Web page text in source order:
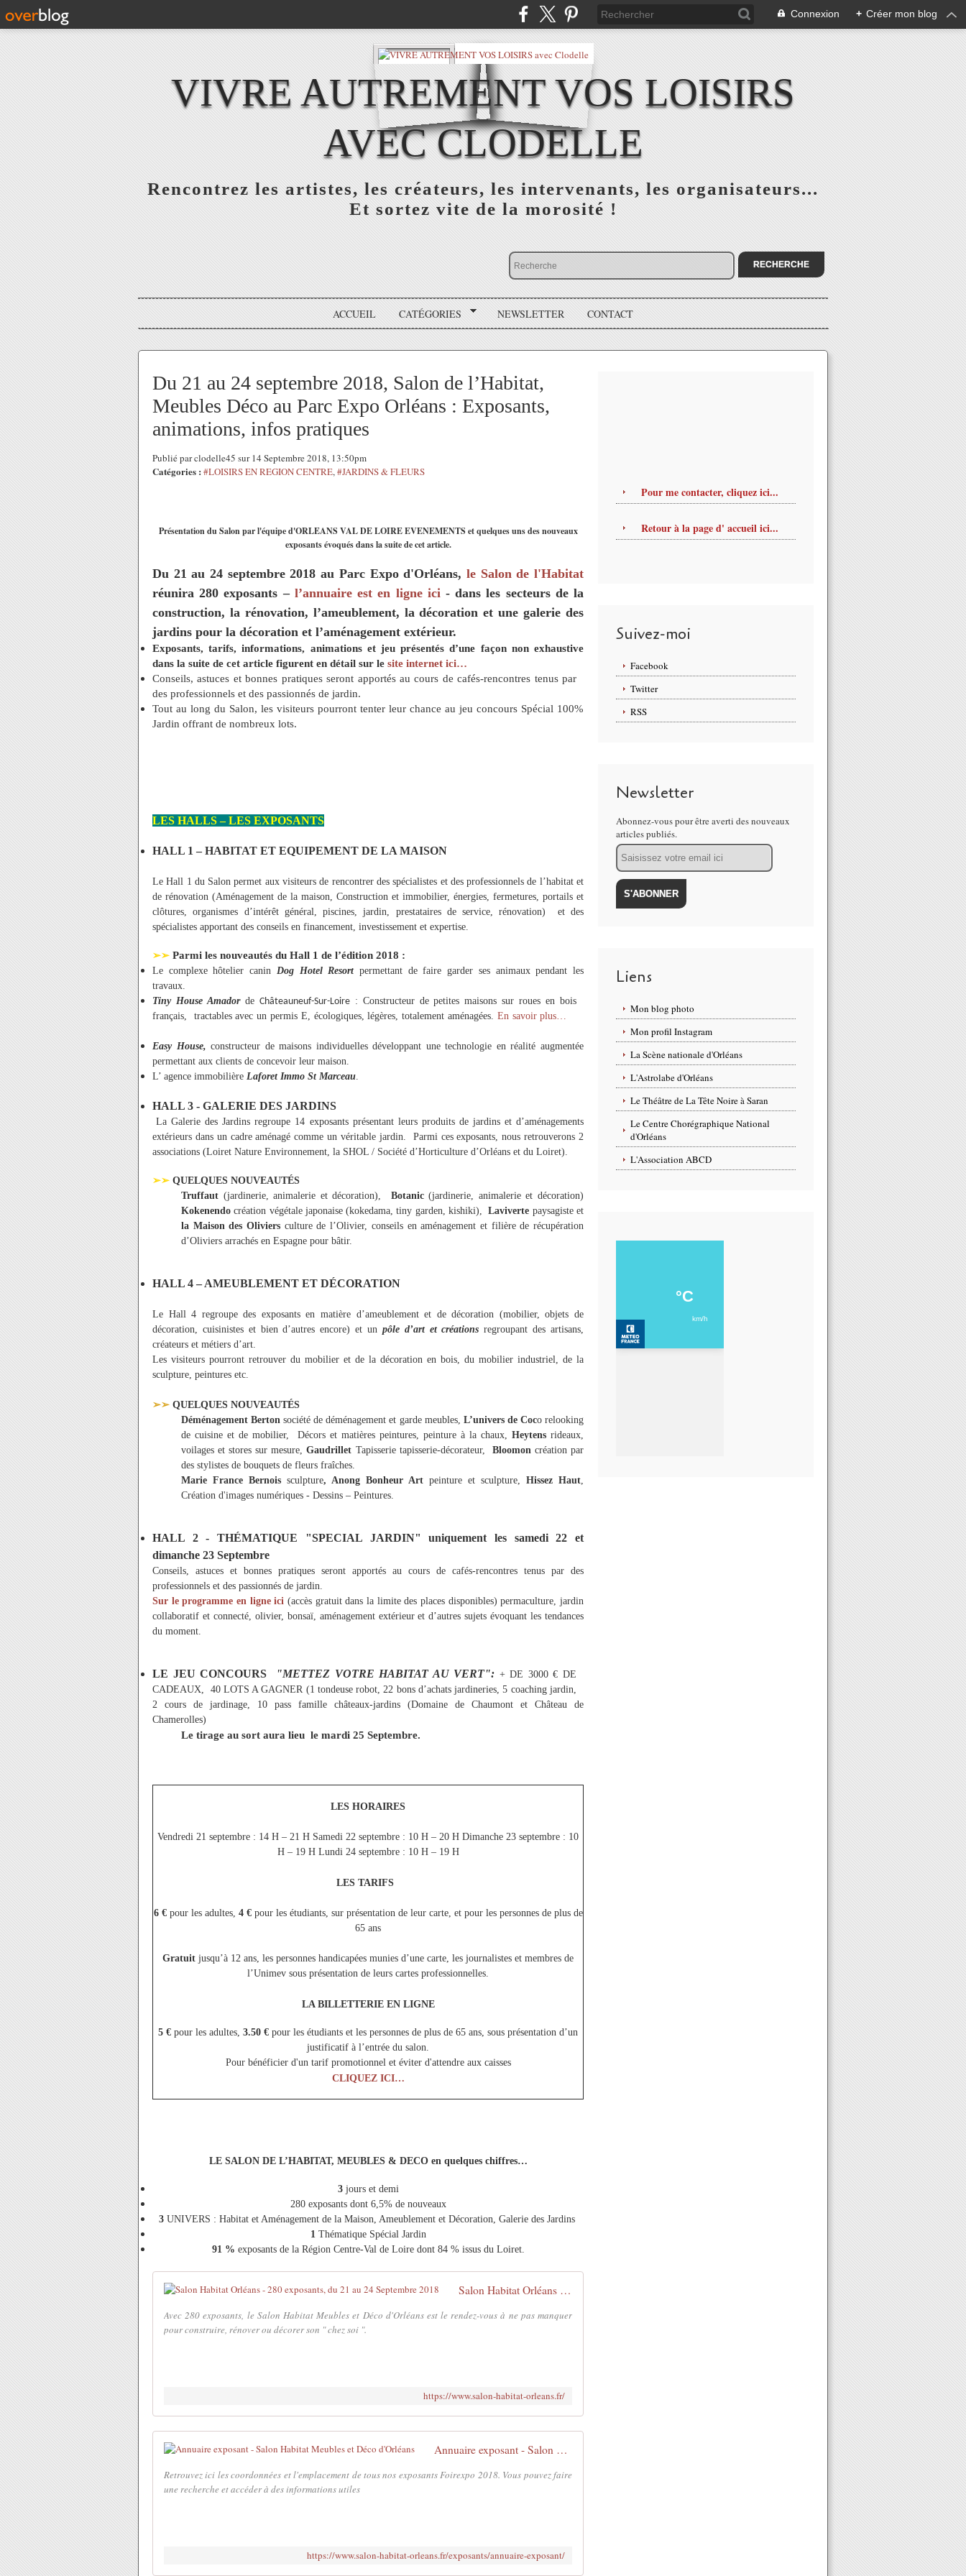
Connexion + Créer mon blog
VIVRE AUTREMENT VOS LOISIRS
AVEC CLODELLE
Rencontrez les artistes, les créateurs, les intervenants, les organisateurs...
Et sortez vite de la morosité !
ACCUEIL CATÉGORIES NEWSLETTER CONTACT
Du 21 au 24 septembre 2018, Salon de l’Habitat,
Meubles Déco au Parc Expo Orléans : Exposants,
animations, infos pratiques
Publié par clodelle45 sur 14 Septembre 2018, 13:50pm
Catégories : #LOISIRS EN REGION CENTRE,#JARDINS & FLEURS
Présentation du Salon par l'équipe d'ORLEANS VAL DE LOIRE EVENEMENTS et quelques uns des nouveaux
exposants évoqués dans la suite de cet article.
Du 21 au 24 septembre 2018 au Parc Expo d'Orléans, le Salon de l'Habitat
réunira 280 exposants – l’annuaire est en ligne ici- dans les secteurs de la
construction, la rénovation, l’ameublement, la décoration et une galerie des
jardins pour la décoration et l’aménagement extérieur.
Exposants, tarifs, informations, animations et jeu présentés d’une façon non exhaustive
dans la suite de cet article figurent en détail sur le site internet ici…
Conseils, astuces et bonnes pratiques seront apportés au cours de cafés-rencontres tenus par
des professionnels et des passionnés de jardin.
Tout au long du Salon, les visiteurs pourront tenter leur chance au jeu concours Spécial 100%
Jardin offrant de nombreux lots.
LES HALLS – LES EXPOSANTS
HALL 1 – HABITAT ET EQUIPEMENT DE LA MAISON
Le Hall 1 du Salon permet aux visiteurs de rencontrer des spécialistes et des professionnels de l’habitat et
de rénovation (Aménagement de la maison, Construction et immobilier, énergies, fermetures, portails et
clôtures, organismes d’intérêt général, piscines, jardin, prestataires de service, rénovation) et des
spécialistes apportant des conseils en financement, investissement et expertise.
➢➢ Parmi les nouveautés du Hall 1 de l’édition 2018 :
Le complexe hôtelier canin Dog Hotel Resortpermettant de faire garder ses animaux pendant les
travaux.
Tiny House Amador de Châteauneuf-Sur-Loire: Constructeur de petites maisons sur roues en bois
français, tractables avec un permis E, écologiques, légères, totalement aménagées. En savoir plus…
Easy House, constructeur de maisons individuelles développant une technologie en réalité augmentée
permettant aux clients de concevoir leur maison.
L’ agence immobilière Laforet Immo St Marceau.
HALL 3 - GALERIE DES JARDINS
La Galerie des Jardins regroupe 14 exposants présentant leurs produits de jardins et d’aménagements
extérieurs dans un cadre aménagé comme un véritable jardin. Parmi ces exposants, nous retrouverons 2
associations (Loiret Nature Environnement, la SHOL / Société d’Horticulture d’Orléans et du Loiret).
➢➢ QUELQUES NOUVEAUTÉS
Truffaut (jardinerie, animalerie et décoration), Botanic(jardinerie, animalerie et décoration)
Kokenendocréation végétale japonaise (kokedama, tiny garden, kishiki),Laviverte paysagiste et
la Maison des Oliviers culture de l’Olivier, conseils en aménagement et filière de récupération
d’Oliviers arrachés en Espagne pour bâtir.
HALL 4 – AMEUBLEMENT ET DÉCORATION
Le Hall 4 regroupe des exposants en matière d’ameublement et de décoration (mobilier, objets de
décoration, cuisinistes et bien d’autres encore) et un pôle d’art et créations regroupant des artisans,
créateurs et métiers d’art.
Les visiteurs pourront retrouver du mobilier et de la décoration en bois, du mobilier industriel, de la
sculpture, peintures etc.
➢➢ QUELQUES NOUVEAUTÉS
Déménagement Berton société de déménagement et garde meubles, L’univers de Coco relooking
de cuisine et de mobilier, Décors et matières peintures, peinture à la chaux, Heytens rideaux,
voilages et stores sur mesure,Gaudrillet Tapisserie tapisserie-décorateur, Bloomoncréation par
des stylistes de bouquets de fleurs fraîches.
Marie France Bernois sculpture, Anong Bonheur Artpeinture et sculpture, Hissez Haut,
Création d'images numériques - Dessins – Peintures.
HALL 2 - THÉMATIQUE "SPECIAL JARDIN" uniquement les samedi 22 et
dimanche 23 Septembre
Conseils, astuces et bonnes pratiques seront apportés au cours de cafés-rencontres tenus par des
professionnels et des passionnés de jardin.
Sur le programme en ligne ici (accès gratuit dans la limite des places disponibles) permaculture, jardin
collaboratif et connecté, olivier, bonsaï, aménagement extérieur et d’autres sujets évoquant les tendances
du moment.
LE JEU CONCOURS "METTEZ VOTRE HABITAT AU VERT": + DE 3000 € DE
CADEAUX, 40 LOTS A GAGNER (1 tondeuse robot, 22 bons d’achats jardineries, 5 coaching jardin,
2 cours de jardinage, 10 pass famille châteaux-jardins (Domaine de Chaumont et Château de
Chamerolles)
Le tirage au sort aura lieu le mardi 25 Septembre.
LES HORAIRES
Vendredi 21 septembre : 14 H – 21 H Samedi 22 septembre : 10 H – 20 H Dimanche 23 septembre : 10
H – 19 H Lundi 24 septembre : 10 H – 19 H
LES TARIFS
6 €pour les adultes, 4 €pour les étudiants, sur présentation de leur carte, et pour les personnes de plus de
65 ans
Gratuit jusqu’à 12 ans, les personnes handicapées munies d’une carte, les journalistes et membres de
l’Unimev sous présentation de leurs cartes professionnelles.
LA BILLETTERIE EN LIGNE
5 € pour les adultes, 3.50 € pour les étudiants et les personnes de plus de 65 ans, sous présentation d’un
justificatif à l’entrée du salon.
Pour bénéficier d'un tarif promotionnel et éviter d'attendre aux caisses
CLIQUEZ ICI…
LE SALON DE L’HABITAT, MEUBLES & DECO en quelques chiffres…
3jours et demi
280 exposants dont 6,5% de nouveaux
3 UNIVERS : Habitat et Aménagement de la Maison, Ameublement et Décoration, Galerie des Jardins
1 Thématique Spécial Jardin
91 % exposants de la Région Centre-Val de Loire dont 84 % issus du Loiret.
Salon Habitat Orléans - 280 exposants, du 21 au 24 Septembre 2018
Avec 280 exposants, le Salon Habitat Meubles et Déco d'Orléans est le rendez-vous à ne pas manquer
pour construire, rénover ou décorer son " chez soi ".
https://www.salon-habitat-orleans.fr/
Annuaire exposant - Salon Habitat Meubles et Déco d'Orléans
Retrouvez ici les coordonnées et l'emplacement de tous nos exposants Foirexpo 2018. Vous pouvez faire
une recherche et accéder à des informations utiles
https://www.salon-habitat-orleans.fr/exposants/annuaire-exposant/
Pour me contacter, cliquez ici...
Retour à la page d' accueil ici...
Suivez-moi
Facebook
Twitter
RSS
Newsletter
Abonnez-vous pour être averti des nouveaux
articles publiés.
Email
Liens
Mon blog photo
Mon profil Instagram
La Scène nationale d'Orléans
L'Astrolabe d'Orléans
Le Théâtre de La Tête Noire à Saran
Le Centre Chorégraphique National
d'Orléans
L'Association ABCD